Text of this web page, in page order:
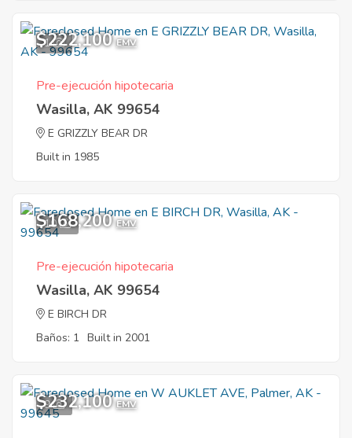
1
$222,100 EMV
Pre-ejecución hipotecaria
Wasilla, AK 99654
E GRIZZLY BEAR DR
Built in 1985
10
$168,200 EMV
Pre-ejecución hipotecaria
Wasilla, AK 99654
E BIRCH DR
Baños: 1 Built in 2001
9
$232,100 EMV